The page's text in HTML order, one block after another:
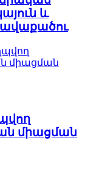
և
միացման